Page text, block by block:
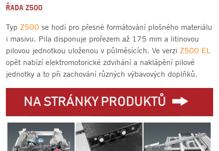
ŘADA Z500
Typ Z500 se hodí pro přesné formátování plošného materiálu
i masivu. Pila disponuje prořezem až 175 mm a litinovou
pilovou jednotkou uloženou v půlměsících. Ve verzi Z500 EL
opět nabízí elektromotorické zdvihání a naklápění pilové
jednotky a to při zachování různých výbavových doplňků.